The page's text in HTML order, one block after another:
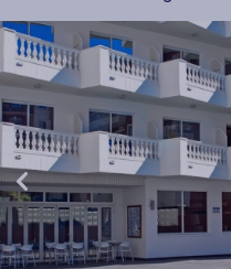
This carousel shows one